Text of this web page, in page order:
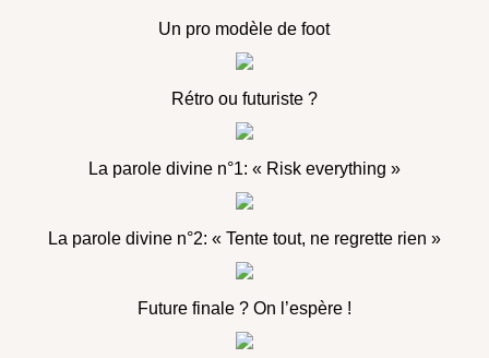
Un pro modèle de foot
Rétro ou futuriste ?
La parole divine n°1: « Risk everything »
La parole divine n°2: « Tente tout, ne regrette rien »
Future finale ? On l’espère !